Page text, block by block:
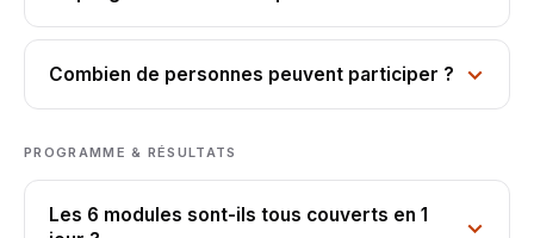
Combien de personnes peuvent participer ?
PROGRAMME & RÉSULTATS
Les 6 modules sont-ils tous couverts en 1